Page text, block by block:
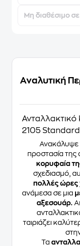
Μη διαθέσιμο
Αναλυτική
Ανταλλακτικό
2105
Ανακάλυψε
προστασία
κορυφαία
σχεδιασμό,
πολλές ώρες
ανάμεσα σε μια
αξεσουάρ.
ταιριάζει
Τα